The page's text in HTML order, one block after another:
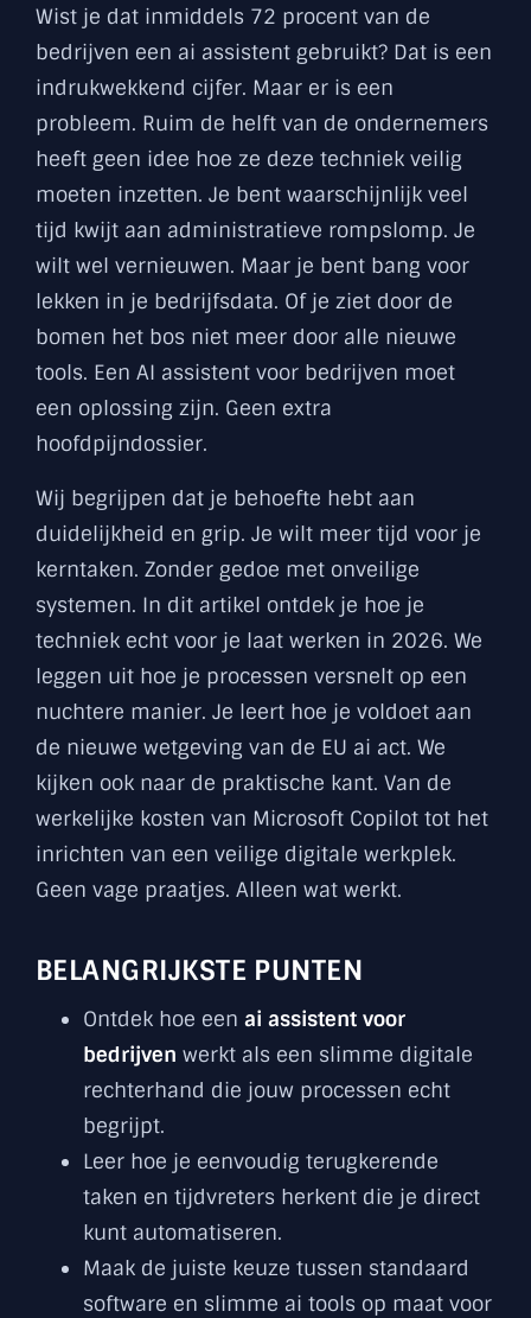
Wist je dat inmiddels 72 procent van de
bedrijven een ai assistent gebruikt? Dat is een
indrukwekkend cijfer. Maar er is een
probleem. Ruim de helft van de ondernemers
heeft geen idee hoe ze deze techniek veilig
moeten inzetten. Je bent waarschijnlijk veel
tijd kwijt aan administratieve rompslomp. Je
wilt wel vernieuwen. Maar je bent bang voor
lekken in je bedrijfsdata. Of je ziet door de
bomen het bos niet meer door alle nieuwe
tools. Een AI assistent voor bedrijven moet
een oplossing zijn. Geen extra
hoofdpijndossier.
Wij begrijpen dat je behoefte hebt aan
duidelijkheid en grip. Je wilt meer tijd voor je
kerntaken. Zonder gedoe met onveilige
systemen. In dit artikel ontdek je hoe je
techniek echt voor je laat werken in 2026. We
leggen uit hoe je processen versnelt op een
nuchtere manier. Je leert hoe je voldoet aan
de nieuwe wetgeving van de EU ai act. We
kijken ook naar de praktische kant. Van de
werkelijke kosten van Microsoft Copilot tot het
inrichten van een veilige digitale werkplek.
Geen vage praatjes. Alleen wat werkt.
BELANGRIJKSTE PUNTEN
Ontdek hoe een ai assistent voor
bedrijven werkt als een slimme digitale
rechterhand die jouw processen echt
begrijpt.
Leer hoe je eenvoudig terugkerende
taken en tijdvreters herkent die je direct
kunt automatiseren.
Maak de juiste keuze tussen standaard
software en slimme ai tools op maat voor